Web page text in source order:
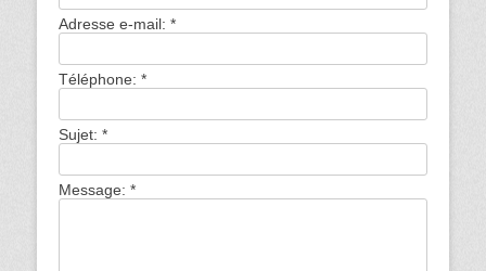
Adresse e-mail: *
Téléphone: *
Sujet: *
Message: *